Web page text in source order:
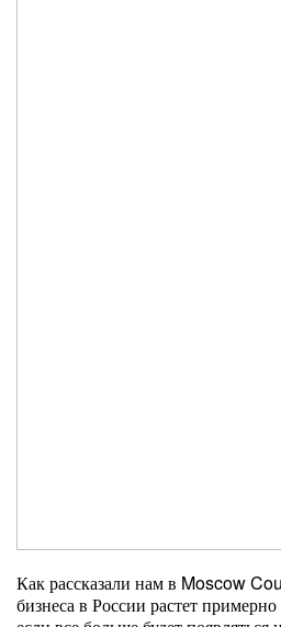
Как рассказали нам в Moscow
бизнеса в России растет